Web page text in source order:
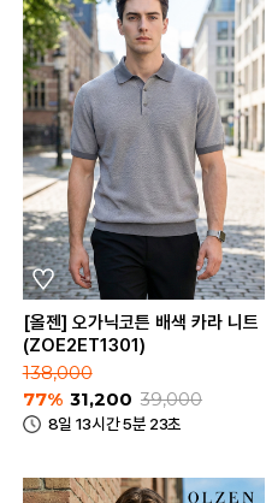
[올젠] 오가닉코튼 배색 카라 니트
(ZOE2ET1301)
138,000
77% 31,200 39,000
8일 13시간 5분 23초